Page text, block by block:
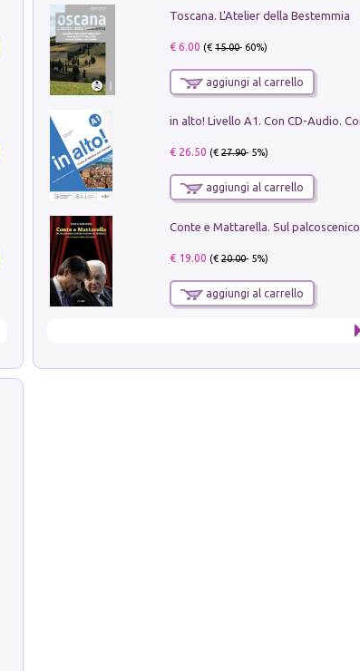
Toscana. L'Atelier della Bestemmia
€ 6.00 (€15.00- 60%)
aggiungi al carrello
€ 26.50 (€27.90- 5%)
aggiungi al carrello
€ 19.00 (€20.00- 5%)
aggiungi al carrello